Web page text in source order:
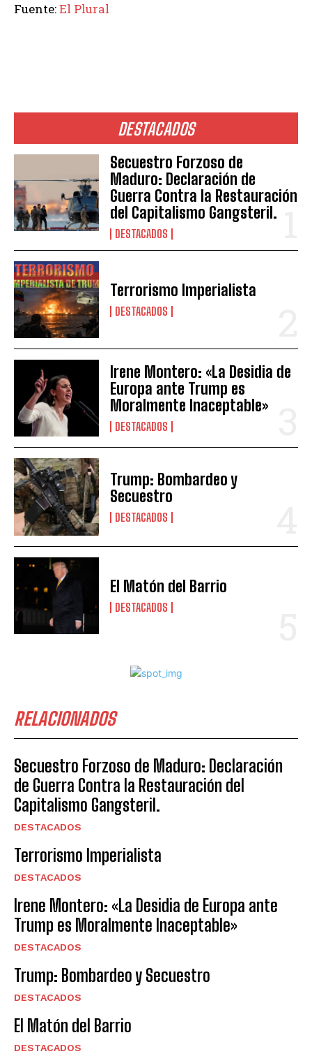
DESTACADOS
Secuestro Forzoso de
Maduro: Declaración de
Guerra Contra la Restauración
del Capitalismo Gangsteril.
DESTACADOS
Terrorismo Imperialista
DESTACADOS
Irene Montero: «La Desidia de
Europa ante Trump es
Moralmente Inaceptable»
DESTACADOS
Trump: Bombardeo y
Secuestro
DESTACADOS
El Matón del Barrio
DESTACADOS
RELACIONADOS
Secuestro Forzoso de Maduro: Declaración
de Guerra Contra la Restauración del
Capitalismo Gangsteril.
DESTACADOS
Terrorismo Imperialista
DESTACADOS
Irene Montero: «La Desidia de Europa ante
Trump es Moralmente Inaceptable»
DESTACADOS
Trump: Bombardeo y Secuestro
DESTACADOS
El Matón del Barrio
DESTACADOS
Fuente:El Plural